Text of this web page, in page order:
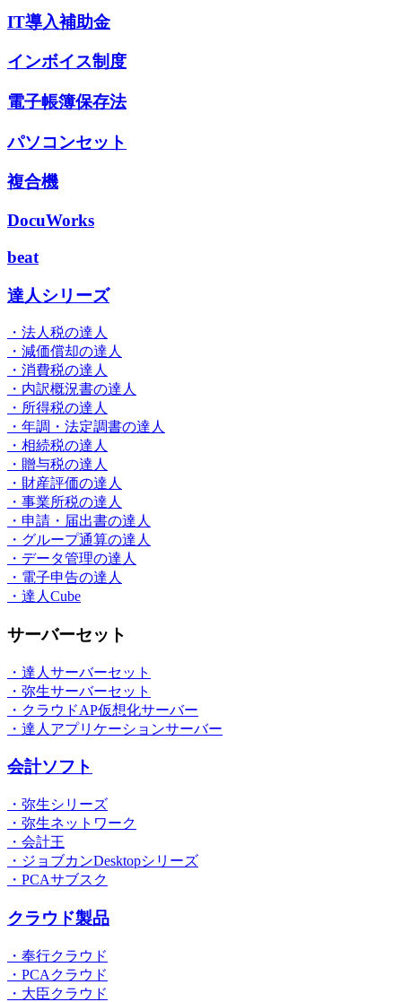
IT導入補助金
インボイス制度
電子帳簿保存法
パソコンセット
複合機
DocuWorks
beat
達人シリーズ
・法人税の達人
・減価償却の達人
・消費税の達人
・内訳概況書の達人
・所得税の達人
・年調・法定調書の達人
・相続税の達人
・贈与税の達人
・財産評価の達人
・事業所税の達人
・申請・届出書の達人
・グループ通算の達人
・データ管理の達人
・電子申告の達人
・達人Cube
サーバーセット
・達人サーバーセット
・弥生サーバーセット
・クラウドAP仮想化サーバー
・達人アプリケーションサーバー
会計ソフト
・弥生シリーズ
・弥生ネットワーク
・会計王
・ジョブカンDesktopシリーズ
・PCAサブスク
クラウド製品
・奉行クラウド
・PCAクラウド
・大臣クラウド